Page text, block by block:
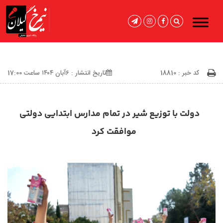
کد خبر : 18810 تاریخ انتشار : ۶آبان ۱۴۰۴ ساعت 17:00
دولت با توزیع شیر در تمام مدارس ابتدایی دولتی
موافقت کرد